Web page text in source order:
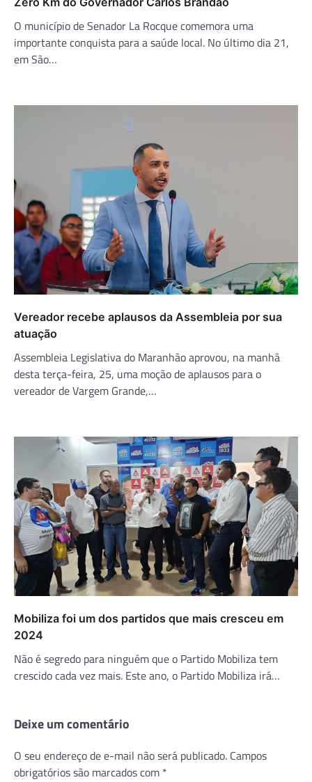
O município de Senador La Rocque comemora uma
importante conquista para a saúde local. No último dia 21,
em São…
Vereador recebe aplausos da Assembleia por sua
atuação
Assembleia Legislativa do Maranhão aprovou, na manhã
desta terça-feira, 25, uma moção de aplausos para o
vereador de Vargem Grande,…
Mobiliza foi um dos partidos que mais cresceu em
2024
Não é segredo para ninguém que o Partido Mobiliza tem
crescido cada vez mais. Este ano, o Partido Mobiliza irá…
Deixe um comentário
O seu endereço de e-mail não será publicado. Campos
obrigatórios são marcados com *